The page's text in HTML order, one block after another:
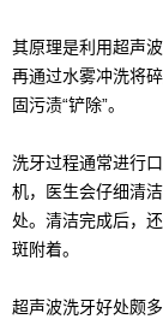
其原理是利用超声
再通过水雾冲洗将
固污渍“铲除”。
洗牙过程通常进行
机，医生会仔细清
处。清洁完成后，
斑附着。
超声波洗牙好处颇